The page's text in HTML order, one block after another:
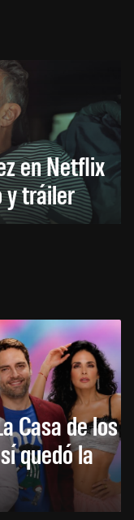
en Netflix
y tráiler
Casa de los
quedó la